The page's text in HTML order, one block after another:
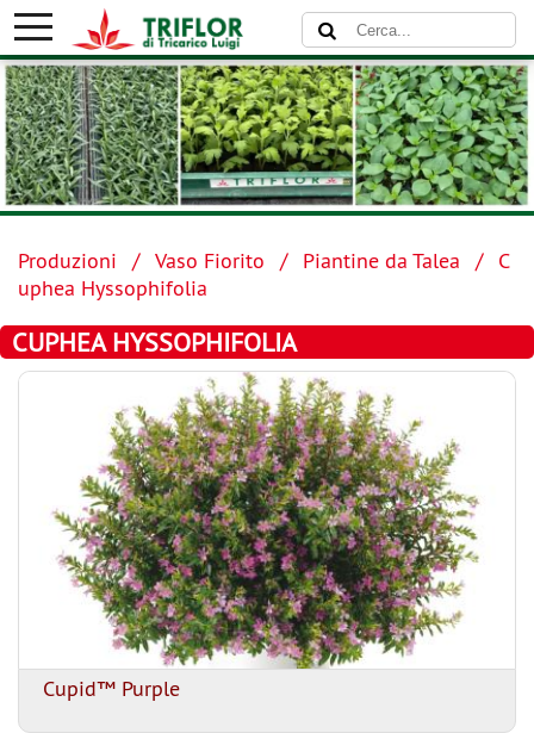
Produzioni Vaso Fiorito Piantine da Talea
C
uphea Hyssophifolia
CUPHEA HYSSOPHIFOLIA
Cupid™ Purple